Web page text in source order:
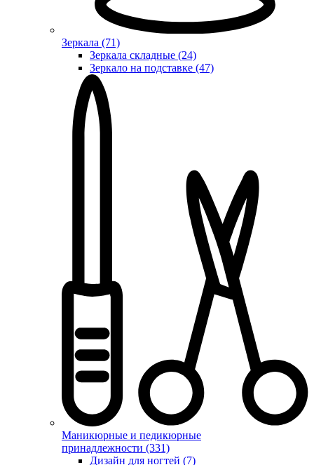
Зеркала (71)
Зеркала складные (24)
Зеркало на подставке (47)
Маникюрные и педикюрные
принадлежности (331)
Дизайн для ногтей (7)